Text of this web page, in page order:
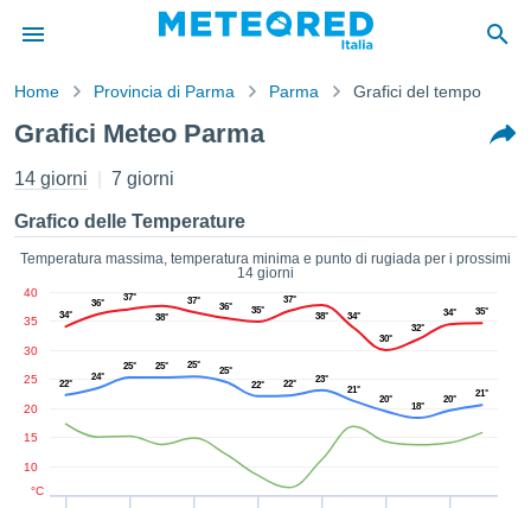
di
stati
da
che le
di
a
Web
le
Home Provincia di Parma Parma Grafici del tempo
Grafici Meteo Parma
14 giorni 7 giorni
Grafico delle Temperature
Temperatura massima, temperatura minima e punto di rugiada per i prossimi
14 giorni
10
15
20
25
30
35
40
°C
34°
36°
37°
38°
37°
36° 35°
37°
38°
34°
30°
32°
34° 35°
22°
24°
25° 25° 25°
25°
22°
22°
23°
21°
20°
18°
20°
21°